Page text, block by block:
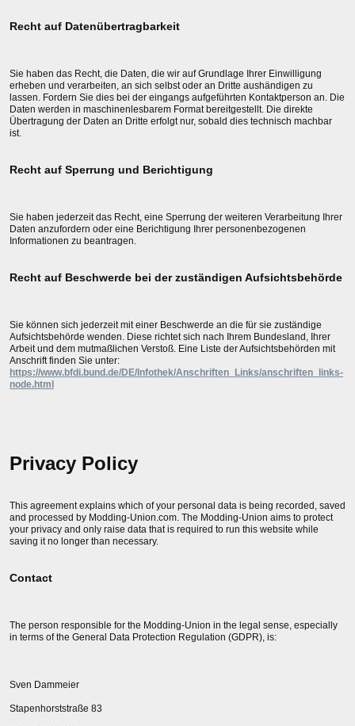
Recht auf Datenübertragbarkeit
Sie haben das Recht, die Daten, die wir auf Grundlage Ihrer Einwilligung
erheben und verarbeiten, an sich selbst oder an Dritte aushändigen zu
lassen. Fordern Sie dies bei der eingangs aufgeführten Kontaktperson an. Die
Daten werden in maschinenlesbarem Format bereitgestellt. Die direkte
Übertragung der Daten an Dritte erfolgt nur, sobald dies technisch machbar
ist.
Recht auf Sperrung und Berichtigung
Sie haben jederzeit das Recht, eine Sperrung der weiteren Verarbeitung Ihrer
Daten anzufordern oder eine Berichtigung Ihrer personenbezogenen
Informationen zu beantragen.
Recht auf Beschwerde bei der zuständigen Aufsichtsbehörde
Sie können sich jederzeit mit einer Beschwerde an die für sie zuständige
Aufsichtsbehörde wenden. Diese richtet sich nach Ihrem Bundesland, Ihrer
Arbeit und dem mutmaßlichen Verstoß. Eine Liste der Aufsichtsbehörden mit
Anschrift finden Sie unter:
https://www.bfdi.bund.de/DE/Infothek/Anschriften_Links/anschriften_links-
node.html
Privacy Policy
This agreement explains which of your personal data is being recorded, saved
and processed by Modding-Union.com. The Modding-Union aims to protect
your privacy and only raise data that is required to run this website while
saving it no longer than necessary.
Contact
The person responsible for the Modding-Union in the legal sense, especially
in terms of the General Data Protection Regulation (GDPR), is:
Sven Dammeier
Stapenhorststraße 83